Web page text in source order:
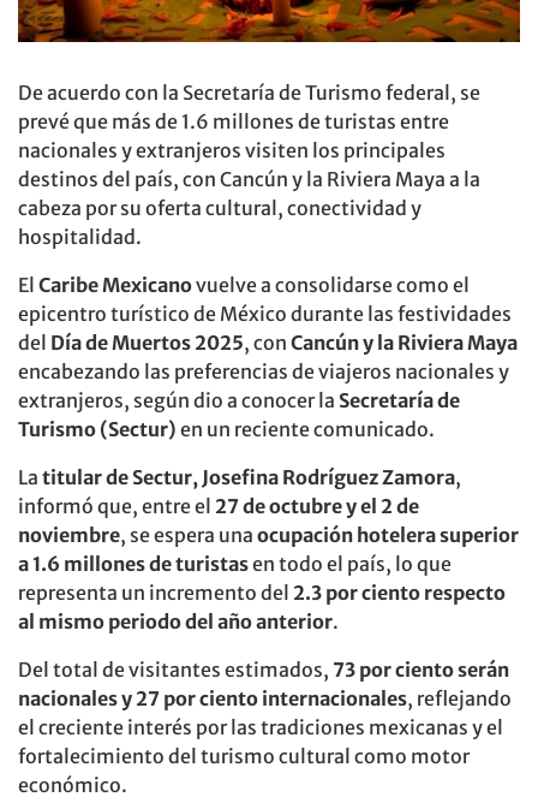
De acuerdo con la Secretaría de Turismo federal, se
prevé que más de 1.6 millones de turistas entre
nacionales y extranjeros visiten los principales
destinos del país, con Cancún y la Riviera Maya a la
cabeza por su oferta cultural, conectividad y
hospitalidad.
El Caribe Mexicanovuelve a consolidarse como el
epicentro turístico de México durante las festividades
del Día de Muertos 2025, con Cancún y la Riviera Maya
encabezando las preferencias de viajeros nacionales y
extranjeros, según dio a conocer la Secretaría de
Turismo (Sectur) en un reciente comunicado.
La titular de Sectur, Josefina Rodríguez Zamora,
informó que, entre el 27 de octubre y el 2 de
noviembre, se espera una ocupación hotelera superior
a 1.6 millones de turistasen todo el país, lo que
representa un incremento del 2.3 por ciento respecto
al mismo periodo del año anterior.
Del total de visitantes estimados, 73 por ciento serán
nacionales y 27 por ciento internacionales, reflejando
el creciente interés por las tradiciones mexicanas y el
fortalecimiento del turismo cultural como motor
económico.